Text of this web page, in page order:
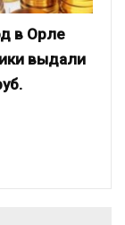
в Орле
выдали